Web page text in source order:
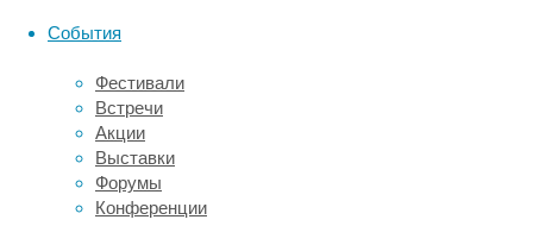
События
Фестивали
Встречи
Акции
Выставки
Форумы
Конференции
свежих
станет
незабываемым
опытом
для
ваших
коллег.